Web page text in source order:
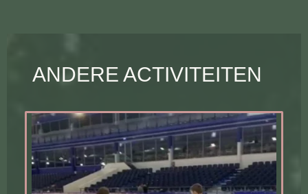
ANDERE ACTIVITEITEN